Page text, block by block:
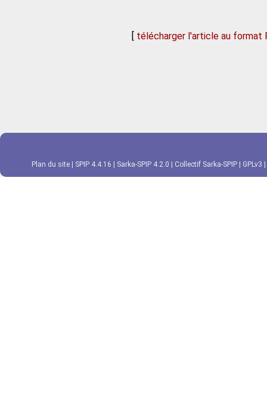
[ télécharger l'article au format
Plan du site SPIP 4.4.16 Sarka-SPIP 4.2.0 Collectif Sarka-SPIP GPLv3